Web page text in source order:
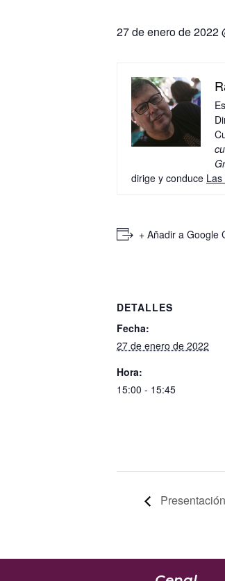
27 de enero de 2022
dirige y conduce
+ Añadir a Google
DETALLES
Fecha:
27 de enero de 2022
Hora:
15:00 - 15:45